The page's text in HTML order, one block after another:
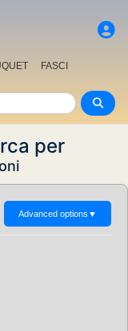
FASCI
per
Advanced options ▼